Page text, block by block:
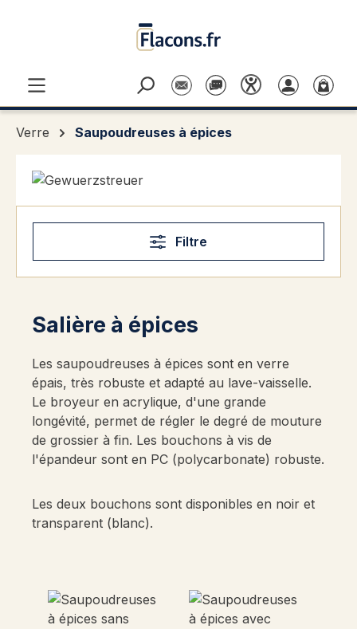
Verre Saupoudreuses à épices
Filtre
Salière à épices
Les saupoudreuses à épices sont en verre
épais, très robuste et adapté au lave-vaisselle.
Le broyeur en acrylique, d'une grande
longévité, permet de régler le degré de mouture
de grossier à fin. Les bouchons à vis de
l'épandeur sont en PC (polycarbonate) robuste.
Les deux bouchons sont disponibles en noir et
transparent (blanc).